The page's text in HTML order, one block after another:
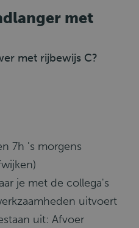
met
met rijbewijs C?
7h 's morgens
je met de collega's
uitvoert
uit: Afvoer